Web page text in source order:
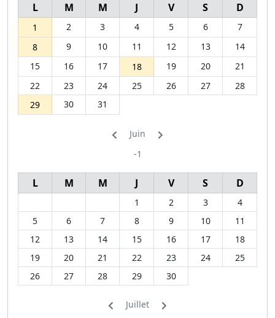
L M M J V S D
1 2 3 4 5 6
7
8
9 10 11 12 13
14
15
16 17 18 19 20
21
22
23 24 25 26 27
28
29
30 31
Juin
-1
L M M J V S D
1 2 3
4
5
6 7 8 9 10
11
12
13 14 15 16 17
18
19
20 21 22 23 24
25
26
27 28 29 30
Juillet